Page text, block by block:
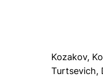
Kozakov,
Turtsevich,